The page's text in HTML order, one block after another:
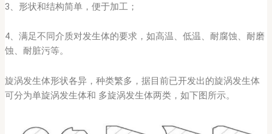
3、形状和结构简单，便于加工；
4、满足不同介质对发生体的要求，如高温、低温、耐腐蚀、耐磨
蚀、耐脏污等。
旋涡发生体形状各异，种类繁多，据目前已开发出的旋涡发生体
可分为单旋涡发生体和 多旋涡发生体两类，如下图所示。